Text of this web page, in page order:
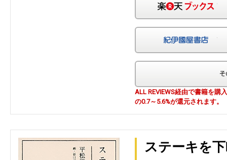
ALL REVIEWS経由で書籍を購
の0.7～5.6%が還元されます。
ステーキを